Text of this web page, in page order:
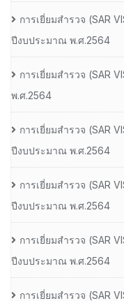
การเยี่ยมสํารวจ (SAR
ปีงบประมาณ พ.ศ.2564
การเยี่ยมสํารวจ (SAR
พ.ศ.2564
การเยี่ยมสํารวจ (SAR
ปีงบประมาณ พ.ศ.2564
การเยี่ยมสํารวจ (SAR
ปีงบประมาณ พ.ศ.2564
การเยี่ยมสํารวจ (SAR
ปีงบประมาณ พ.ศ.2564
การเยี่ยมสํารวจ (SAR